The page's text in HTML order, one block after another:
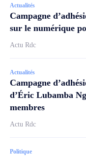
Actualités
Campagne
sur le numérique
Actu Rdc
Actualités
Campagne
d’Éric Lubamba
membres
Actu Rdc
Politique